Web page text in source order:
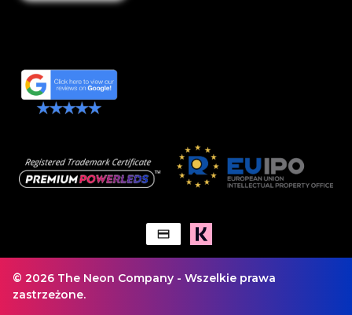
© 2026 The Neon Company - Wszelkie prawa
zastrzeżone.